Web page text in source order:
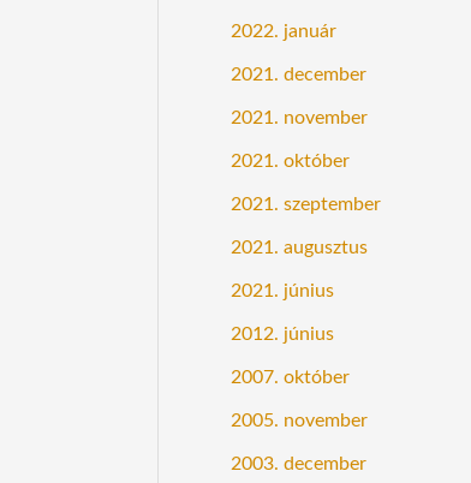
2022. január
2021. december
2021. november
2021. október
2021. szeptember
2021. augusztus
2021. június
2012. június
2007. október
2005. november
2003. december